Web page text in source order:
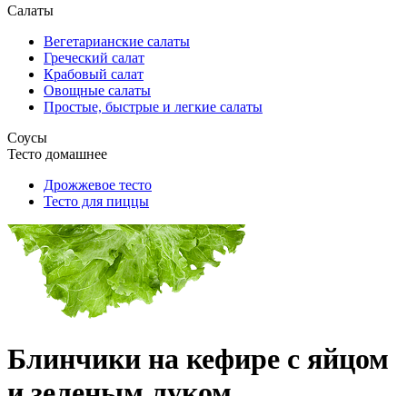
Салаты
Вегетарианские салаты
Греческий салат
Крабовый салат
Овощные салаты
Простые, быстрые и легкие салаты
Соусы
Тесто домашнее
Дрожжевое тесто
Тесто для пиццы
Блинчики на кефире с яйцом